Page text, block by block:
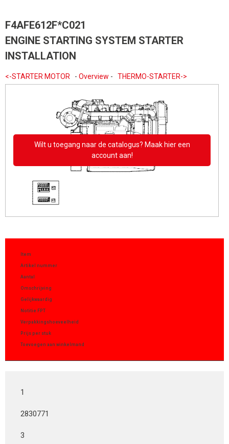
F4AFE612F*C021
ENGINE STARTING SYSTEM STARTER
INSTALLATION
<-STARTER MOTOR - Overview - THERMO-STARTER->
Wilt u toegang naar de catalogus? Maak hier een
account aan!
Item
Artikel nummer
Aantal
Omschrijving
Gelijkwaardig
Notitie FPT
Verpakkingshoeveelheid
Prijs per stuk
Toevoegen aan winkelmand
1
2830771
3